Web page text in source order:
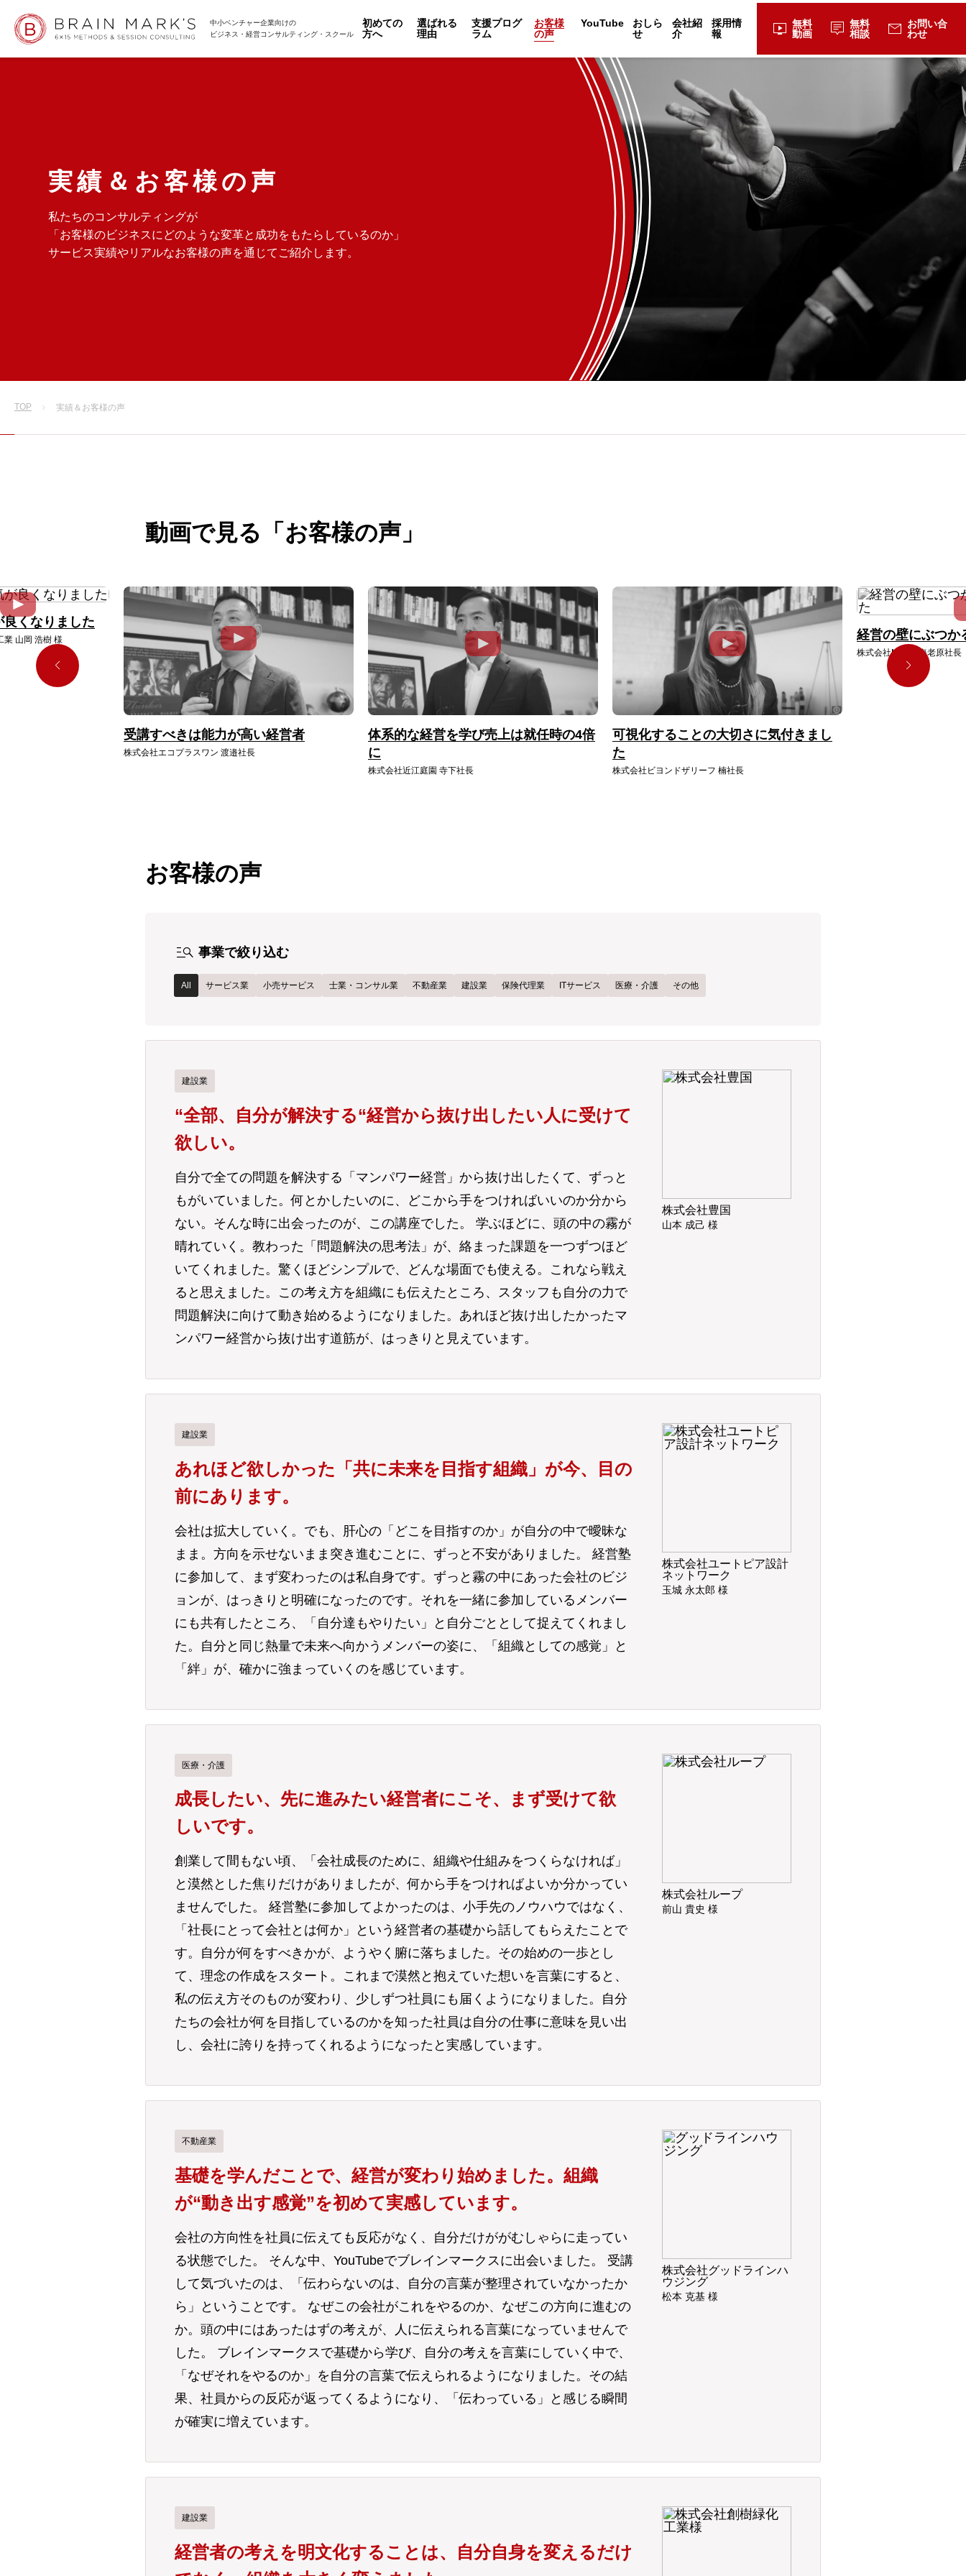
中小ベンチャー企業向けの
ビジネス・経営コンサルティング・スクール
初めての
方へ
選ばれる
理由
支援プログ
ラム
お客様
の声
YouTube おしら
せ
会社紹
介
採用情
報 live_tv 無料
動画
tooltip_2 無料
相談
mail お問い合
わせ
実績＆お客様の声
私たちのコンサルティングが
「お客様のビジネスにどのような変革と成功をもたらしているのか」
サービス実績やリアルなお客様の声を通じてご紹介します。
TOP 実績＆お客様の声
動画で見る「お客様の声」
くなりました
業 山岡 浩樹 様
受講すべきは能力が高い経営者
株式会社エコプラスワン 渡邉社長
体系的な経営を学び売上は就任時の4倍
に
株式会社近江庭園 寺下社長
可視化することの大切さに気付きまし
た
株式会社ビヨンドザリーフ 楠社長
経営の壁にぶつか
株式会社NOBU 海老原社長
お客様の声
manage_search 事業で絞り込む
All サービス業 小売サービス 士業・コンサル業 不動産業 建設業 保険代理業 ITサービス 医療・介護 その他
建設業
“全部、自分が解決する“経営から抜け出したい人に受けて
欲しい。
自分で全ての問題を解決する「マンパワー経営」から抜け出したくて、ずっと
もがいていました。何とかしたいのに、どこから手をつければいいのか分から
ない。そんな時に出会ったのが、この講座でした。 学ぶほどに、頭の中の霧が
晴れていく。教わった「問題解決の思考法」が、絡まった課題を一つずつほど
いてくれました。驚くほどシンプルで、どんな場面でも使える。これなら戦え
ると思えました。この考え方を組織にも伝えたところ、スタッフも自分の力で
問題解決に向けて動き始めるようになりました。あれほど抜け出したかったマ
ンパワー経営から抜け出す道筋が、はっきりと見えています。
株式会社豊国
山本 成己 様
建設業
あれほど欲しかった「共に未来を目指す組織」が今、目の
前にあります。
会社は拡大していく。でも、肝心の「どこを目指すのか」が自分の中で曖昧な
まま。方向を示せないまま突き進むことに、ずっと不安がありました。 経営塾
に参加して、まず変わったのは私自身です。ずっと霧の中にあった会社のビジ
ョンが、はっきりと明確になったのです。それを一緒に参加しているメンバー
にも共有したところ、「自分達もやりたい」と自分ごととして捉えてくれまし
た。自分と同じ熱量で未来へ向かうメンバーの姿に、「組織としての感覚」と
「絆」が、確かに強まっていくのを感じています。
株式会社ユートピア設計
ネットワーク
玉城 永太郎 様
医療・介護
成長したい、先に進みたい経営者にこそ、まず受けて欲
しいです。
創業して間もない頃、「会社成長のために、組織や仕組みをつくらなければ」
と漠然とした焦りだけがありましたが、何から手をつければよいか分かってい
ませんでした。 経営塾に参加してよかったのは、小手先のノウハウではなく、
「社長にとって会社とは何か」という経営者の基礎から話してもらえたことで
す。自分が何をすべきかが、ようやく腑に落ちました。その始めの一歩とし
て、理念の作成をスタート。これまで漠然と抱えていた想いを言葉にすると、
私の伝え方そのものが変わり、少しずつ社員にも届くようになりました。自分
たちの会社が何を目指しているのかを知った社員は自分の仕事に意味を見い出
し、会社に誇りを持ってくれるようになったと実感しています。
株式会社ループ
前山 貴史 様
不動産業
基礎を学んだことで、経営が変わり始めました。組織
が“動き出す感覚”を初めて実感しています。
会社の方向性を社員に伝えても反応がなく、自分だけががむしゃらに走ってい
る状態でした。 そんな中、YouTubeでブレインマークスに出会いました。 受講
して気づいたのは、「伝わらないのは、自分の言葉が整理されていなかったか
ら」ということです。 なぜこの会社がこれをやるのか、なぜこの方向に進むの
か。頭の中にはあったはずの考えが、人に伝えられる言葉になっていませんで
した。 ブレインマークスで基礎から学び、自分の考えを言葉にしていく中で、
「なぜそれをやるのか」を自分の言葉で伝えられるようになりました。その結
果、社員からの反応が返ってくるようになり、「伝わっている」と感じる瞬間
が確実に増えています。
株式会社グッドラインハ
ウジング
松本 克基 様
建設業
経営者の考えを明文化することは、自分自身を変えるだけ